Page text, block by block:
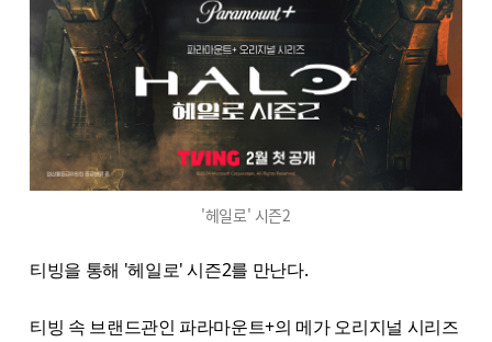
'헤일로' 시즌2
티빙을 통해 '헤일로' 시즌2를 만난다.
티빙 속 브랜드관인 파라마운트+의 메가 오리지널 시리즈